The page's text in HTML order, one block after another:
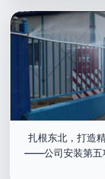
扎根东北，打造
——公司安装第五